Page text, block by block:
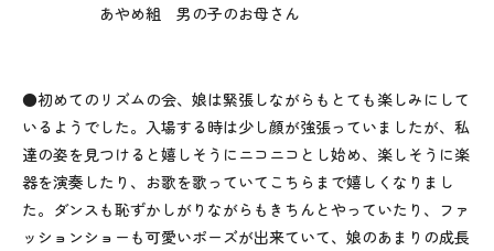
あやめ組 男の子のお母さん
●初めてのリズムの会、娘は緊張しながらもとても楽しみにして
いるようでした。入場する時は少し顔が強張っていましたが、私
達の姿を見つけると嬉しそうにニコニコとし始め、楽しそうに楽
器を演奏したり、お歌を歌っていてこちらまで嬉しくなりまし
た。ダンスも恥ずかしがりながらもきちんとやっていたり、ファ
ッションショーも可愛いポーズが出来ていて、娘のあまりの成長